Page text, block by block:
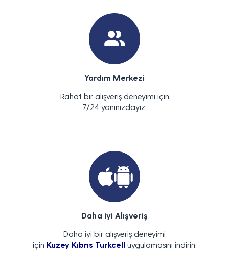
Yardım Merkezi
Rahat bir alışveriş deneyimi için
7/24 yanınızdayız.
Daha iyi Alışveriş
Daha iyi bir alışveriş deneyimi
için Kuzey Kıbrıs Turkcell uygulamasını indirin.